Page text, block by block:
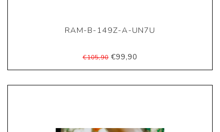
RAM-B-149Z-A-UN7U
€105,90 €99,90